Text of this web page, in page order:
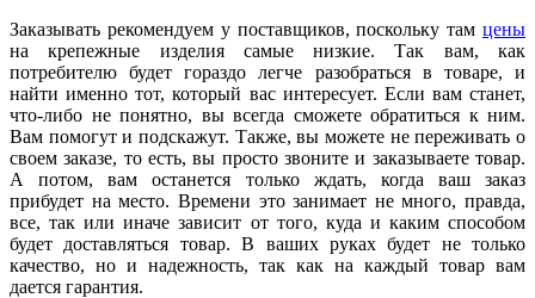
Заказывать рекомендуем у поставщиков, поскольку там цены
на крепежные изделия самые низкие. Так вам, как
потребителю будет гораздо легче разобраться в товаре, и
найти именно тот, который вас интересует. Если вам станет,
что-либо не понятно, вы всегда сможете обратиться к ним.
Вам помогут и подскажут. Также, вы можете не переживать о
своем заказе, то есть, вы просто звоните и заказываете товар.
А потом, вам останется только ждать, когда ваш заказ
прибудет на место. Времени это занимает не много, правда,
все, так или иначе зависит от того, куда и каким способом
будет доставляться товар. В ваших руках будет не только
качество, но и надежность, так как на каждый товар вам
дается гарантия.